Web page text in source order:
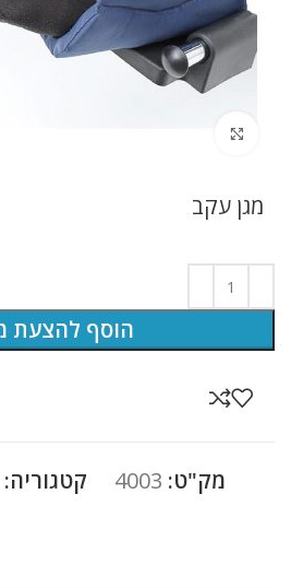
מגן עקב
הוסף להצעת
מק"ט: 4003 קטגוריה: